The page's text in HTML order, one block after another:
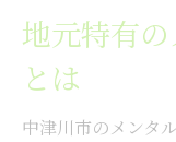
地元特有
とは
中津川市のメンタ